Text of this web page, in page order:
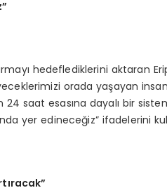
hedeflediklerini aktaran
orada yaşayan
saat esasına dayalı bir
yer edineceğiz” ifadelerini